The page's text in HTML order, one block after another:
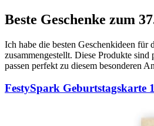
Beste Geschenke zum
Ich habe die besten Geschenkideen für
zusammengestellt. Diese Produkte
passen perfekt zu diesem besonderen
FestySpark Geburtstagskarte